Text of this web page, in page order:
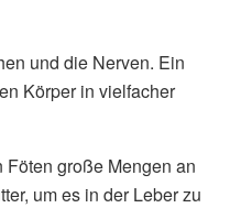
und die Nerven. Ein
Körper in vielfacher
Föten große Mengen an
um es in der Leber zu